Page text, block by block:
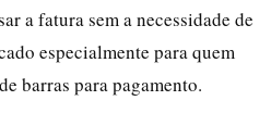
a fatura sem a necessidade de
especialmente para quem
barras para pagamento.